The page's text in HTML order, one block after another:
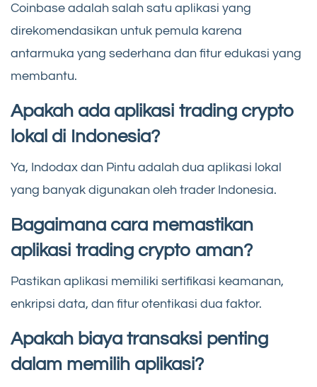
Coinbase adalah salah satu aplikasi yang
direkomendasikan untuk pemula karena
antarmuka yang sederhana dan fitur edukasi yang
membantu.
Apakah ada aplikasi trading crypto
lokal di Indonesia?
Ya, Indodax dan Pintu adalah dua aplikasi lokal
yang banyak digunakan oleh trader Indonesia.
Bagaimana cara memastikan
aplikasi trading crypto aman?
Pastikan aplikasi memiliki sertifikasi keamanan,
enkripsi data, dan fitur otentikasi dua faktor.
Apakah biaya transaksi penting
dalam memilih aplikasi?